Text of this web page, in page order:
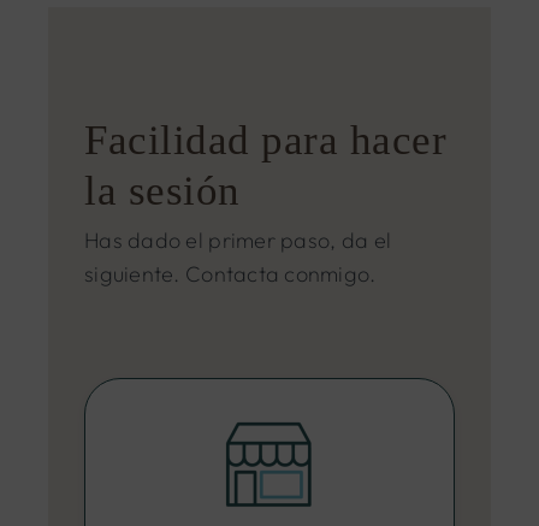
Facilidad para hacer
la sesión
Has dado el primer paso, da el
siguiente. Contacta conmigo.